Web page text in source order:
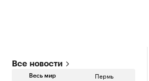
Все новости
Весь мир Пермь